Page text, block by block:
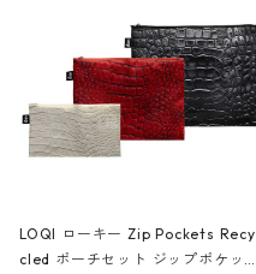
LOQI ローキー Zip Pockets Recy
cled ポーチセット ジップポケット